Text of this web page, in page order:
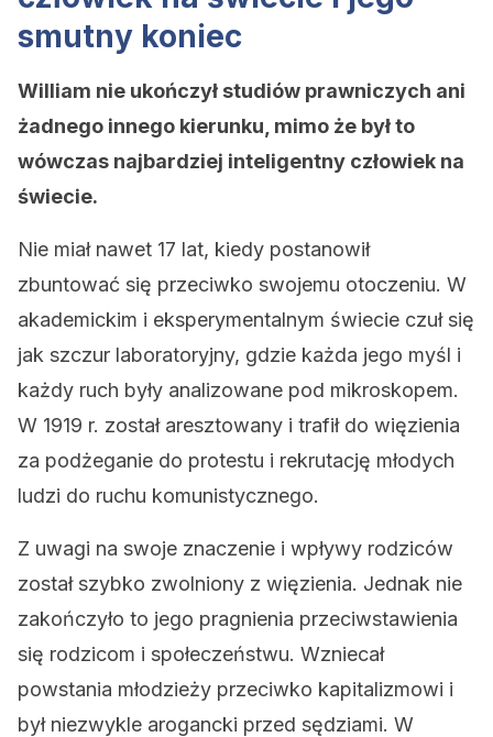
smutny koniec
William nie ukończył studiów prawniczych ani
żadnego innego kierunku, mimo że był to
wówczas najbardziej inteligentny człowiek na
świecie.
Nie miał nawet 17 lat, kiedy postanowił
zbuntować się przeciwko swojemu otoczeniu. W
akademickim i eksperymentalnym świecie czuł się
jak szczur laboratoryjny, gdzie każda jego myśl i
każdy ruch były analizowane pod mikroskopem.
W 1919 r. został aresztowany i trafił do więzienia
za podżeganie do protestu i rekrutację młodych
ludzi do ruchu komunistycznego.
Z uwagi na swoje znaczenie i wpływy rodziców
został szybko zwolniony z więzienia. Jednak nie
zakończyło to jego pragnienia przeciwstawienia
się rodzicom i społeczeństwu. Wzniecał
powstania młodzieży przeciwko kapitalizmowi i
był niezwykle arogancki przed sędziami. W